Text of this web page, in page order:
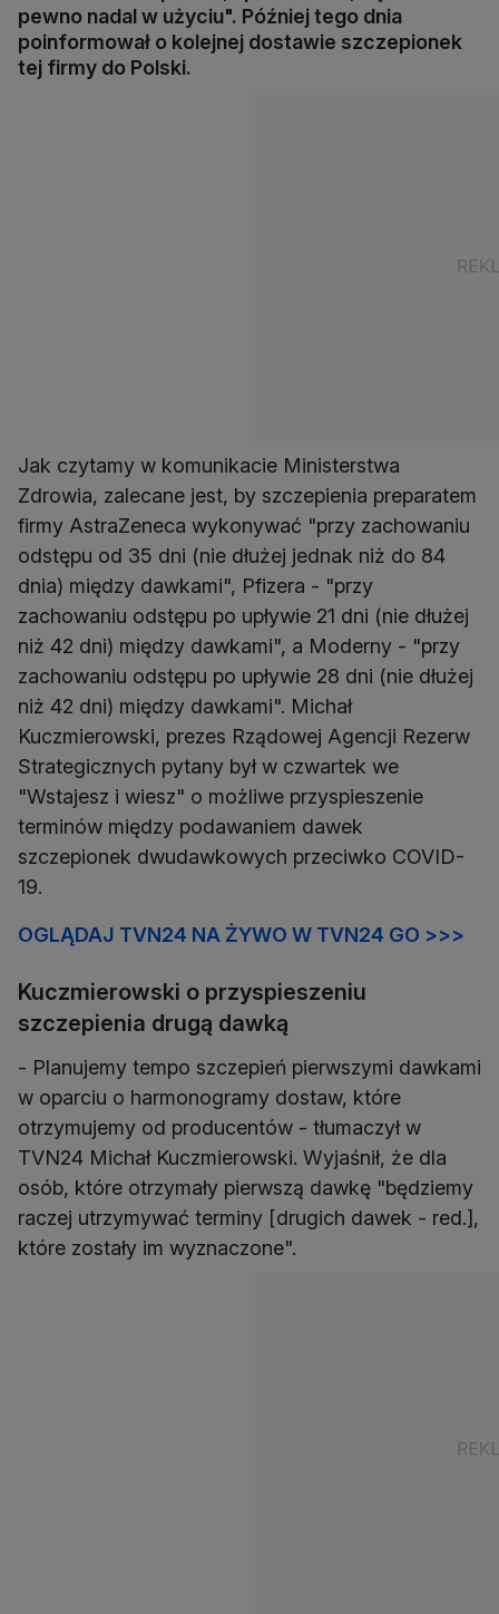
pewno nadal w użyciu". Później tego dnia
poinformował o kolejnej dostawie szczepionek
tej firmy do Polski.
Jak czytamy w komunikacie Ministerstwa
Zdrowia, zalecane jest, by szczepienia preparatem
firmy AstraZeneca wykonywać "przy zachowaniu
odstępu od 35 dni (nie dłużej jednak niż do 84
dnia) między dawkami", Pfizera - "przy
zachowaniu odstępu po upływie 21 dni (nie dłużej
niż 42 dni) między dawkami", a Moderny - "przy
zachowaniu odstępu po upływie 28 dni (nie dłużej
niż 42 dni) między dawkami". Michał
Kuczmierowski, prezes Rządowej Agencji Rezerw
Strategicznych pytany był w czwartek we
"Wstajesz i wiesz" o możliwe przyspieszenie
terminów między podawaniem dawek
szczepionek dwudawkowych przeciwko COVID-
19.
OGLĄDAJ TVN24 NA ŻYWO W TVN24 GO >>>
Kuczmierowski o przyspieszeniu
szczepienia drugą dawką
- Planujemy tempo szczepień pierwszymi dawkami
w oparciu o harmonogramy dostaw, które
otrzymujemy od producentów - tłumaczył w
TVN24 Michał Kuczmierowski. Wyjaśnił, że dla
osób, które otrzymały pierwszą dawkę "będziemy
raczej utrzymywać terminy [drugich dawek - red.],
które zostały im wyznaczone".